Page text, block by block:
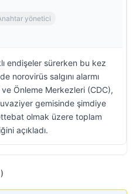
yönetici
endişeler sürerken bu kez
norovirüs salgını alarmı
Önleme Merkezleri (CDC),
gemisinde şimdiye
olmak üzere toplam
açıkladı.